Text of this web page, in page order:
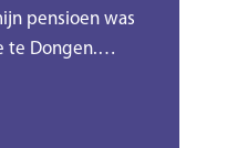
pensioen was
te Dongen.…